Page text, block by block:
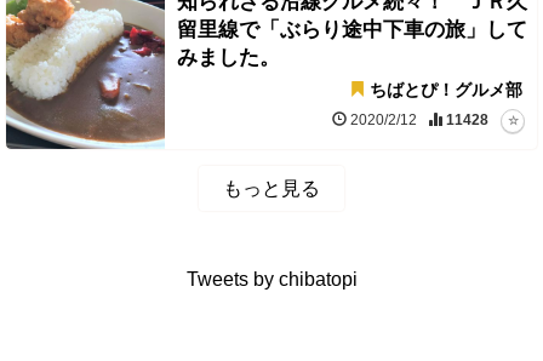
留里線で「ぶらり途中下車の旅」して
みました。
ちばとぴ！グルメ部
2020/2/12 11428
もっと見る
Tweets by chibatopi